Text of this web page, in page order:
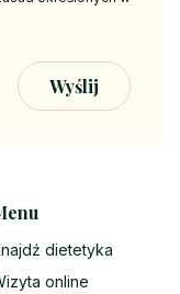
dietetyka
online